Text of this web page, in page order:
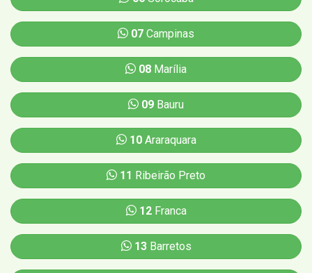
07 Campinas
08 Marília
09 Bauru
10Araraquara
11 Ribeirão Preto
12Franca
13Barretos